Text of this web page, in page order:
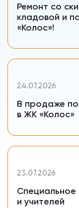
Ремонт со
кладовой и
«Колос»!
24.07.2026
В продаже
в ЖК «Колос»
23.07.2026
Специальное
и учителей